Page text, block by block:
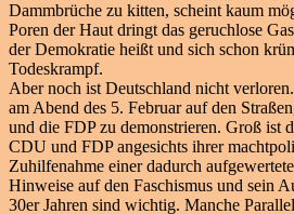
Dammbrüche zu kitten, scheint kaum
Poren der Haut dringt das geruchlose
der Demokratie heißt und sich schon
Todeskrampf.
Aber noch ist Deutschland nicht
am Abend des 5. Februar auf den
und die FDP zu demonstrieren. Groß ist
CDU und FDP angesichts ihrer
Zuhilfenahme einer dadurch
Hinweise auf den Faschismus und sein
30er Jahren sind wichtig. Manche